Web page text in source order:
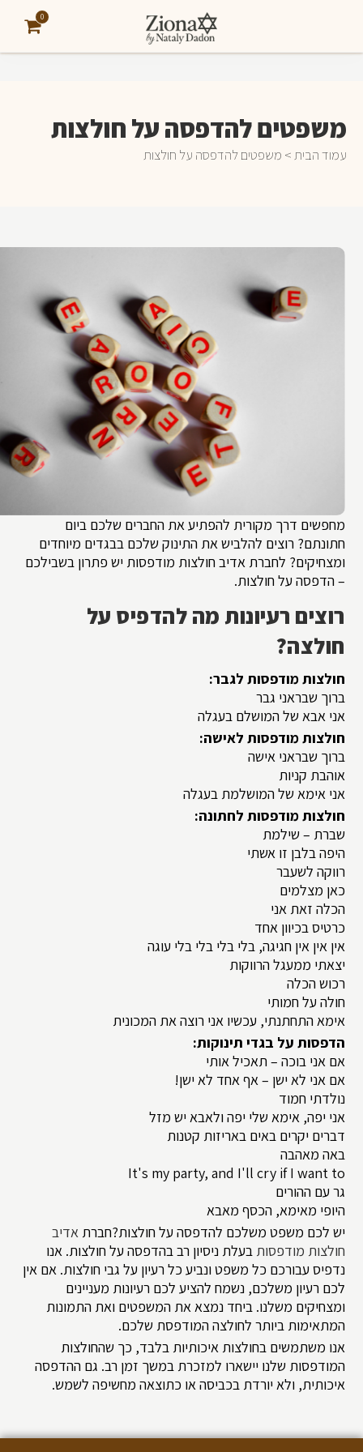
0
משפטים להדפסה על חולצות
עמוד הבית> משפטים להדפסה על חולצות
מחפשים דרך מקורית להפתיע את החברים שלכם ביום
חתונתם? רוצים להלביש את התינוק שלכם בבגדים מיוחדים
ומצחיקים? לחברת אדיב חולצות מודפסות יש פתרון בשבילכם
– הדפסה על חולצות.
רוצים רעיונות מה להדפיס על
חולצה?
חולצות מודפסות לגבר:
ברוך שבראני גבר
אני אבא של המושלם בעגלה
חולצות מודפסות לאישה:
ברוך שבראני אישה
אוהבת קניות
אני אימא של המושלמת בעגלה
חולצות מודפסות לחתונה:
שברת – שילמת
היפה בלבן זו אשתי
רווקה לשעבר
כאן מצלמים
הכלה זאת אני
כרטיס בכיוון אחד
אין אין אין חגיגה, בלי בלי בלי בלי עוגה
יצאתי ממעגל הרווקות
רכוש הכלה
חולה על חמותי
אימא התחתנתי, עכשיו אני רוצה את המכונית
הדפסות על בגדי תינוקות:
אם אני בוכה – תאכיל אותי
אם אני לא ישן – אף אחד לא ישן!
נולדתי חמוד
אני יפה, אימא שלי יפה ולאבא יש מזל
דברים יקרים באים באריזות קטנות
באה מאהבה
It's my party, and I'll cry if I want to
גר עם ההורים
היופי מאימא, הכסף מאבא
יש לכם משפט משלכם להדפסה על חולצות?חברתאדיב
חולצות מודפסות בעלת ניסיון רב בהדפסה על חולצות. אנו
נדפיס עבורכם כל משפט ונביע כל רעיון על גבי חולצות. אם אין
לכם רעיון משלכם, נשמח להציע לכם רעיונות מעניינים
ומצחיקים משלנו. ביחד נמצא את המשפטים ואת התמונות
המתאימות ביותר לחולצה המודפסת שלכם.
אנו משתמשים בחולצות איכותיות בלבד, כך שהחולצות
המודפסות שלנו יישארו למזכרת במשך זמן רב. גם ההדפסה
איכותית, ולא יורדת בכביסה או כתוצאה מחשיפה לשמש.